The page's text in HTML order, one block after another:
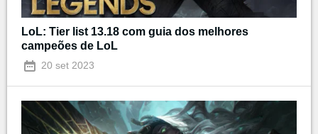
LoL: Tier list 13.18 com guia dos melhores
campeões de LoL
20 set 2023